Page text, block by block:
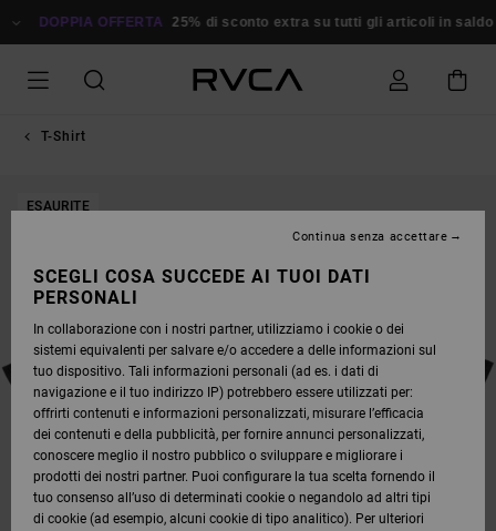
ALLE
DOPPIA OFFERTA 25% di sconto extra su tutti gli articoli in saldo
T-Shirt
ESAURITE
SCEGLI COSA SUCCEDE AI TUOI DATI
PERSONALI
In collaborazione con i nostri partner, utilizziamo i cookie o dei
sistemi equivalenti per salvare e/o accedere a delle informazioni sul
tuo dispositivo. Tali informazioni personali (ad es. i dati di
navigazione e il tuo indirizzo IP) potrebbero essere utilizzati per:
offrirti contenuti e informazioni personalizzati, misurare l’efficacia
dei contenuti e della pubblicità, per fornire annunci personalizzati,
conoscere meglio il nostro pubblico o sviluppare e migliorare i
prodotti dei nostri partner. Puoi configurare la tua scelta fornendo il
tuo consenso all’uso di determinati cookie o negandolo ad altri tipi
di cookie (ad esempio, alcuni cookie di tipo analitico). Per ulteriori
Continua senza accettare